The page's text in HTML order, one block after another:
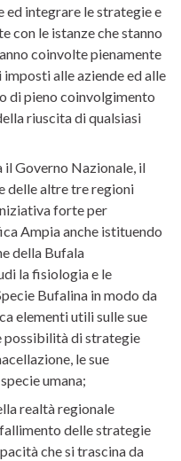
ed integrare le strategie e
con le istanze che stanno
coinvolte pienamente
alle aziende ed alle
di pieno coinvolgimento
riuscita di qualsiasi
Governo Nazionale, il
delle altre tre regioni
forte per
Ampia anche istituendo
della Bufala
la fisiologia e le
Bufalina in modo da
elementi utili sulle sue
possibilità di strategie
le sue
umana;
realtà regionale
delle strategie
che si trascina da